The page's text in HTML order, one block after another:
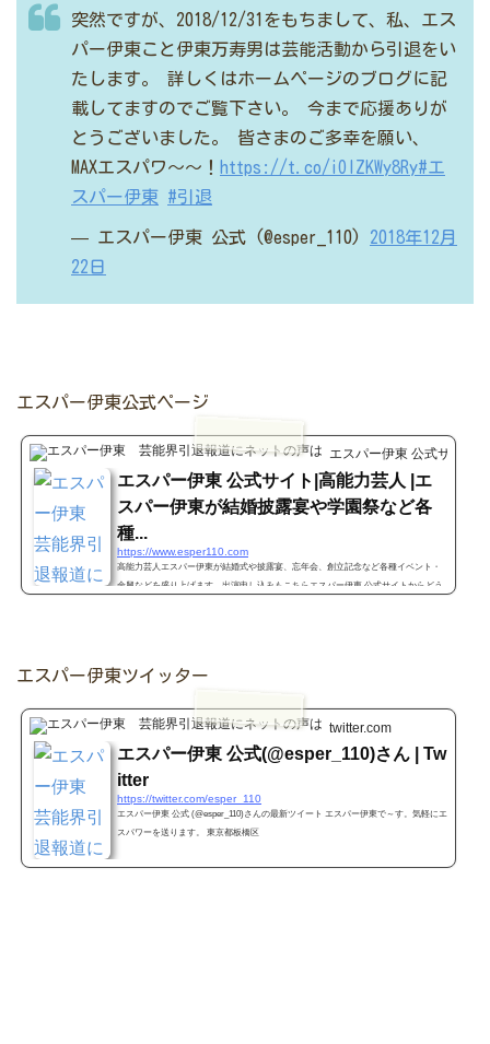
突然ですが、2018/12/31をもちまして、私、エス
パー伊東こと伊東万寿男は芸能活動から引退をい
たします。
詳しくはホームページのブログに記
載してますのでご覧下さい。
今まで応援ありが
とうございました。
皆さまのご多幸を願い、
MAXエスパワ〜〜！ https://t.co/iOlZKWy8Ry#エ
スパー伊東 #引退
— エスパー伊東 公式 (@esper_110) 2018年12月
22日
エスパー伊東公式ページ
エスパー伊東 公式サイト|
エスパー伊東 公式サイト|高能力芸人 |エ
スパー伊東が結婚披露宴や学園祭など各
種...
https://www.esper110.com
高能力芸人エスパー伊東が結婚式や披露宴、忘年会、創立記念など各種イベント・
余興などを盛り上げます。出演申し込みもこちらエスパー伊東 公式サイトからどう
エスパー伊東ツイッター
twitter.com
エスパー伊東 公式(@esper_110)さん | Tw
itter
https://twitter.com/esper_110
エスパー伊東 公式 (@esper_110)さんの最新ツイート エスパー伊東で～す。気軽にエ
スパワーを送ります。 東京都板橋区